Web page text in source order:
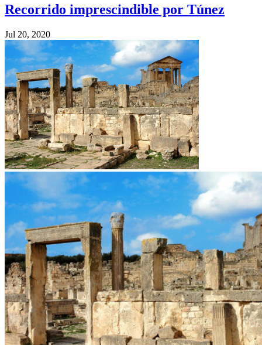
Recorrido imprescindible por Túnez
Jul 20, 2020